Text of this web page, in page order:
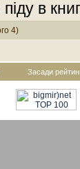
в
4)
Засади